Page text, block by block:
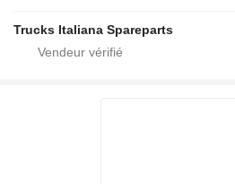
Trucks Italiana Spareparts